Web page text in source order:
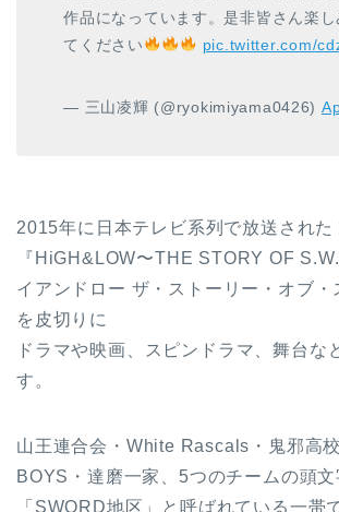
作品になっています。是非皆さん楽し
てください
pic.twitter.com/
— 三山凌輝 (@ryokimiyama0426)
2015年に日本テレビ系列で放送された
『HiGH&LOW〜THE STORY OF
イアンドロー ザ・ストーリー・オブ・
を皮切りに
ドラマや映画、スピンドラマ、舞台な
す。
山王連合会・White Rascals・鬼邪高
BOYS・達磨一家、5つのチームの頭文
「SWORD地区」と呼ばれている一帯